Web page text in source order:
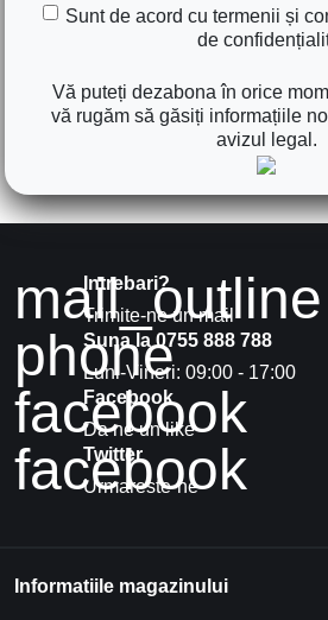
Sunt de acord cu termenii și
de
Vă puteți dezabona în orice
vă rugăm să găsiți informațiile
avizul legal.
mail_outline
Intrebari?
Trimite-ne un mail
phone
Suna la 0755 888 788
Luni-Vineri: 09:00 - 17:00
facebook
Facebook
Da ne un like
facebook
Twitter
Urmareste-ne
Informatiile magazinului